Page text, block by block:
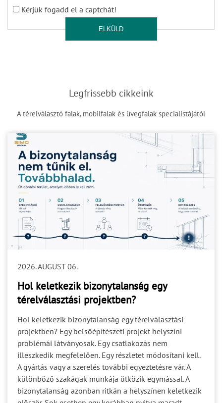
Kérjük fogadd el a captchát!
ELKÜLD
Legfrissebb cikkeink
A térelválasztó falak, mobilfalak és üvegfalak specialistájától
2026. AUGUST 06.
Hol keletkezik bizonytalanság egy
térelválasztási projektben?
Hol keletkezik bizonytalanság egy térelválasztási
projektben? Egy belsőépítészeti projekt helyszíni
problémái látványosak. Egy csatlakozás nem
illeszkedik megfelelően. Egy részletet módosítani kell.
A gyártás vagy a szerelés további egyeztetésre vár. A
különböző szakágak munkája ütközik egymással. A
bizonytalanság azonban ritkán a helyszínen keletkezik